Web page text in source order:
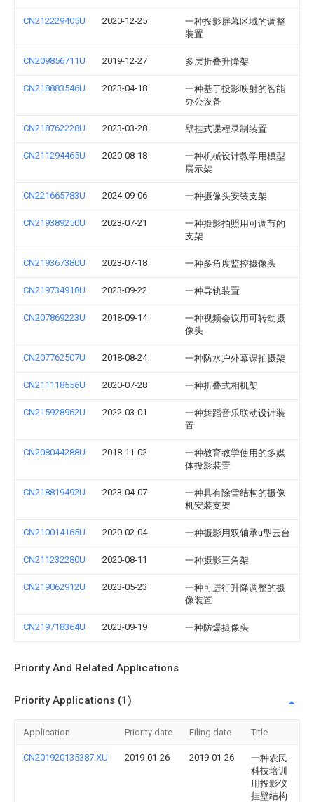
CN212229405U 2020-12-25
一种投影屏幕区域的调整
装置
CN209856711U 2019-12-27 多层折叠升降架
CN218883546U 2023-04-18
一种基于投影映射的智能
办公设备
CN218762228U 2023-03-28 壁挂式课程录制装置
CN211294465U 2020-08-18
一种机械设计教学用模型
展示架
CN221665783U 2024-09-06 一种摄像头安装支架
CN219389250U 2023-07-21
一种摄影拍照用可调节的
支架
CN219367380U 2023-07-18 一种多角度监控摄像头
CN219734918U 2023-09-22 一种导轨装置
CN207869223U 2018-09-14
一种视频会议用可转动摄
像头
CN207762507U 2018-08-24 一种防水户外幕课拍摄架
CN211118556U 2020-07-28 一种折叠式相机架
CN215928962U 2022-03-01
一种舞蹈音乐联动设计装
置
CN208044288U 2018-11-02
一种教育教学使用的多媒
体投影装置
CN218819492U 2023-04-07
一种具有除雪结构的摄像
机安装支架
CN210014165U 2020-02-04 一种摄影用双轴承u型云台
CN211232280U 2020-08-11 一种摄影三角架
CN219062912U 2023-05-23
一种可进行升降调整的摄
像装置
CN219718364U 2023-09-19 一种防爆摄像头
Priority And Related Applications
Priority Applications (1)
Application Priority date Filing date Title
CN201920135387.XU 2019-01-26 2019-01-26
一种农民
科技培训
用投影仪
挂壁结构